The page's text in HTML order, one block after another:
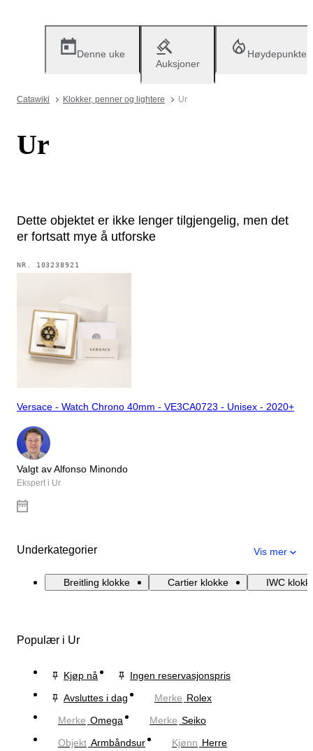
Denne uke
Auksjoner
Høydepunkter
Catawiki Klokker, penner og lightere Ur
Ur
Dette objektet er ikke lenger tilgjengelig, men det
er fortsatt mye å utforske
NR. 103238921
Versace - Watch Chrono 40mm - VE3CA0723 - Unisex - 2020+
Valgt av Alfonso Minondo
Ekspert i Ur
Underkategorier Vis mer
Breitling klokke Cartier klokke IWC
Populær i Ur
Kjøp nå
Ingen reservasjonspris
Avsluttes i dag
Merke Rolex
Merke Omega Merke Seiko
Objekt Armbåndsur Kjønn Herre